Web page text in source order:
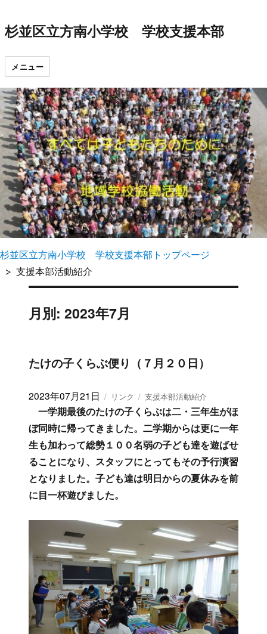
杉並区立方南小学校 学校支援本部
メニュー
杉並区立方南小学校 学校支援本部トップページ
支援本部活動紹介
月別: 2023年7月
たけの子くらぶ便り（７月２０日）
投
2023年07月21日
フ
ォ
ー
マ
ッ
ト
リンク
カ
テ
ゴ
リ
ー
支援本部活動紹介
一学期最後のたけの子くらぶは二・三年生がほ
ぼ同時に帰ってきました。二学期からは更に一年
生も加わって総勢１００名弱の子ども達を遊ばせ
ることになり、スタッフにとってもその予行演習
となりました。子ども達は明日からの夏休みを前
に目一杯遊びました。